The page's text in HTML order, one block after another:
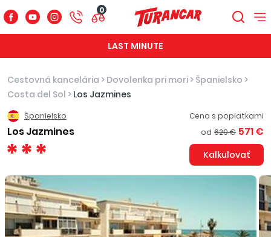
0
LAST MINUTE
Cestovná kancelária > Dovolenka pri mori > Španielsko >
Costa del Sol > Los Jazmines
Španielsko
Los Jazmines
Cena s poplatkami
od 629 € 571 €
Kalkulovať